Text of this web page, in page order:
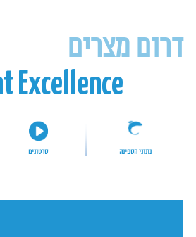
דרום מצרים
Excellence
נתוני הספינה סרטונים